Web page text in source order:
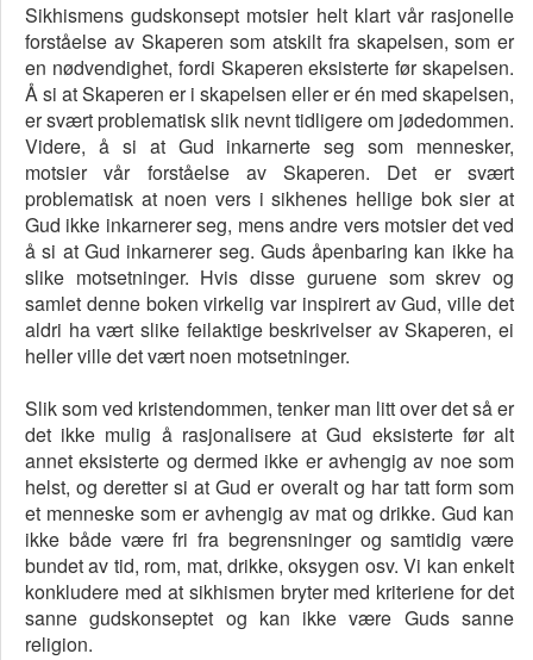
Sikhismens gudskonsept motsier helt klart vår rasjonelle
forståelse av Skaperen som atskilt fra skapelsen, som er
en nødvendighet, fordi Skaperen eksisterte før skapelsen.
Å si at Skaperen er i skapelsen eller er én med skapelsen,
er svært problematisk slik nevnt tidligere om jødedommen.
Videre, å si at Gud inkarnerte seg som mennesker,
motsier vår forståelse av Skaperen. Det er svært
problematisk at noen vers i sikhenes hellige bok sier at
Gud ikke inkarnerer seg, mens andre vers motsier det ved
å si at Gud inkarnerer seg. Guds åpenbaring kan ikke ha
slike motsetninger. Hvis disse guruene som skrev og
samlet denne boken virkelig var inspirert av Gud, ville det
aldri ha vært slike feilaktige beskrivelser av Skaperen, ei
heller ville det vært noen motsetninger.
Slik som ved kristendommen, tenker man litt over det så er
det ikke mulig å rasjonalisere at Gud eksisterte før alt
annet eksisterte og dermed ikke er avhengig av noe som
helst, og deretter si at Gud er overalt og har tatt form som
et menneske som er avhengig av mat og drikke. Gud kan
ikke både være fri fra begrensninger og samtidig være
bundet av tid, rom, mat, drikke, oksygen osv. Vi kan enkelt
konkludere med at sikhismen bryter med kriteriene for det
sanne gudskonseptet og kan ikke være Guds sanne
religion.